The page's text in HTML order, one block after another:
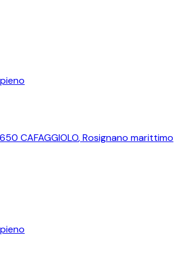
CAFAGGIOLO,Rosignano marittimo